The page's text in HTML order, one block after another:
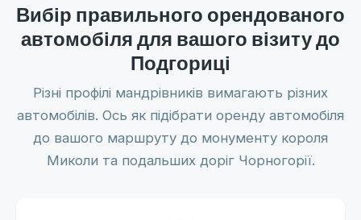
Вибір правильного орендованого
автомобіля для вашого візиту до
Подгориці
Різні профілі мандрівників вимагають різних
автомобілів. Ось як підібрати оренду автомобіля
до вашого маршруту до монументу короля
Миколи та подальших доріг Чорногорії.